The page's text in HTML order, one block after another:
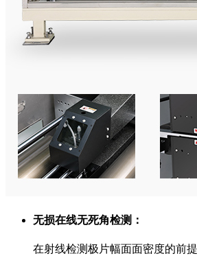
无损在线无死角检测：
在射线检测极片幅面面密度的前